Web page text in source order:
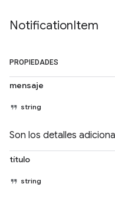
NotificationItem
PROPIEDADES
mensaje
string
Son los detalles
título
string